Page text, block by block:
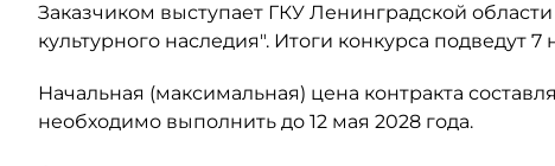
Заказчиком выступает ГКУ Ленинградской
культурного наследия". Итоги конкурса подведут 7
Начальная (максимальная) цена контракта
необходимо выполнить до 12 мая 2028 года.